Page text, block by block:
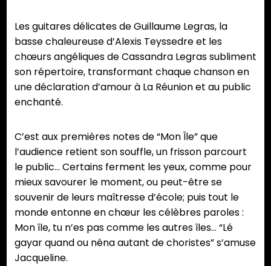
Les guitares délicates de Guillaume Legras, la
basse chaleureuse d’Alexis Teyssedre et les
chœurs angéliques de Cassandra Legras subliment
son répertoire, transformant chaque chanson en
une déclaration d’amour à La Réunion et au public
enchanté.
C’est aux premières notes de “Mon Île” que
l’audience retient son souffle, un frisson parcourt
le public… Certains ferment les yeux, comme pour
mieux savourer le moment, ou peut-être se
souvenir de leurs maîtresse d’école; puis tout le
monde entonne en chœur les célèbres paroles :
Mon île, tu n’es pas comme les autres îles… “Lé
gayar quand ou néna autant de choristes” s’amuse
Jacqueline.